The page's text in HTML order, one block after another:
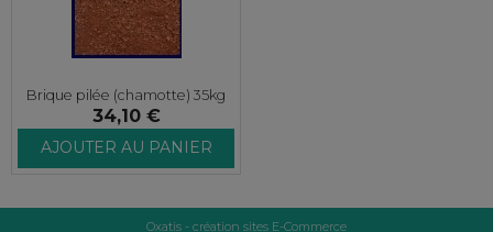
Brique pilée (chamotte) 35kg
34,10 €
AJOUTER AU PANIER
Oxatis - création sites E-Commerce